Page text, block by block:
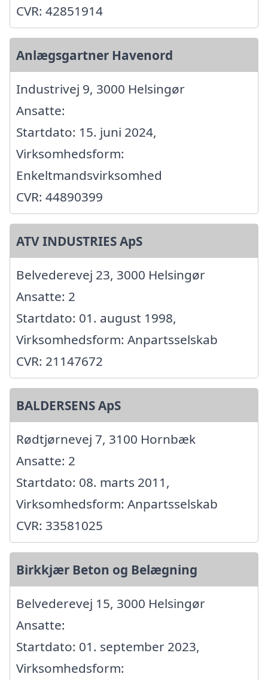
CVR: 42851914
Anlægsgartner Havenord
Industrivej 9, 3000 Helsingør
Ansatte:
Startdato: 15. juni 2024,
Virksomhedsform:
Enkeltmandsvirksomhed
CVR: 44890399
ATV INDUSTRIES ApS
Belvederevej 23, 3000 Helsingør
Ansatte: 2
Startdato: 01. august 1998,
Virksomhedsform: Anpartsselskab
CVR: 21147672
BALDERSENS ApS
Rødtjørnevej 7, 3100 Hornbæk
Ansatte: 2
Startdato: 08. marts 2011,
Virksomhedsform: Anpartsselskab
CVR: 33581025
Birkkjær Beton og Belægning
Belvederevej 15, 3000 Helsingør
Ansatte:
Startdato: 01. september 2023,
Virksomhedsform: